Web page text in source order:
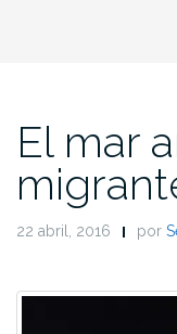
El mar
22 abril, 2016 por